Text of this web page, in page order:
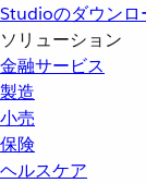
Studioのダウンロ
ソリューション
金融サービス
製造
小売
保険
ヘルスケア